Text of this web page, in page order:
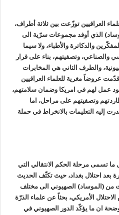
العراقيين توزّعت بين ثلاثة أطراف،
الذي أوفد مجموعات سرّية الى
والدكاترة والأطباء، ولا سيما
والصناعي، وتصفيتهم، بناء على قرار
والطرف الثاني هي المخابرات
عروضاً مغرية للعلماء العراقيين
عمل لهم في امريكا وضمان سلامتهم،
وتصفيتهم على مراحل، اما
إليه التعليمات بالانخراط في حملة
تسمى مرحلة الحكم الانتقالي التي
بعد احتلال بغداد، حيث تكثّف الحديث
(الموساد) الصهيوني الى مختلف
الأمريكي، بحثاً عن علماء الذرّة
ان ما يؤكّد الدور الصهيوني في